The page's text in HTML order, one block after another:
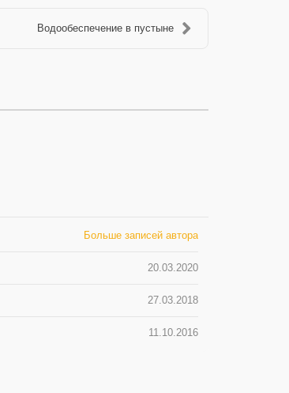
Водообеспечение в пустыне
Больше записей автора
20.03.2020
27.03.2018
11.10.2016